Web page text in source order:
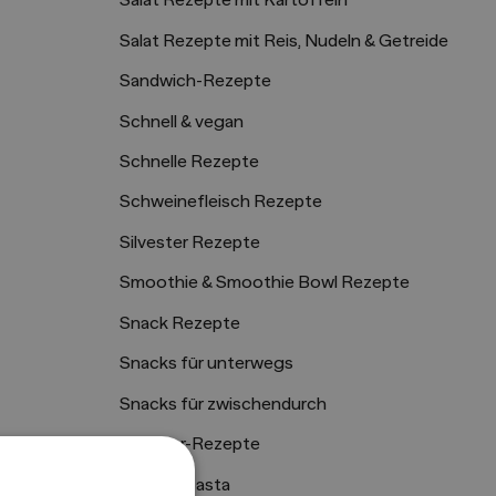
Salat Rezepte mit Reis, Nudeln & Getreide
Sandwich-Rezepte
Schnell & vegan
Schnelle Rezepte
Schweinefleisch Rezepte
Silvester Rezepte
Smoothie & Smoothie Bowl Rezepte
Snack Rezepte
Snacks für unterwegs
Snacks für zwischendurch
Sommer-Rezepte
Sommerpasta